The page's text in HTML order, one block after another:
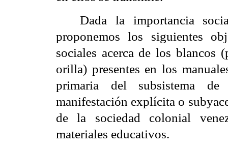
Dada la importancia
proponemos los siguientes
sociales acerca de los blancos
orilla) presentes en los
primaria del subsistema
manifestación explícita o
de la sociedad colonial
materiales educativos.